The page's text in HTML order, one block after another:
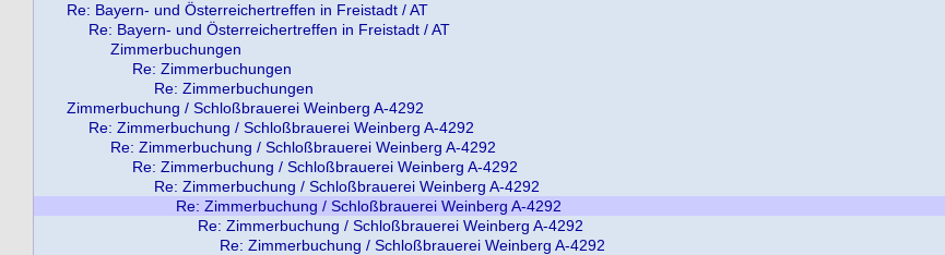
Re: Bayern- und Österreichertreffen in Freistadt / AT
Re: Bayern- und Österreichertreffen in Freistadt / AT
Zimmerbuchungen
Re: Zimmerbuchungen
Re: Zimmerbuchungen
Zimmerbuchung / Schloßbrauerei Weinberg A-4292
Re: Zimmerbuchung / Schloßbrauerei Weinberg A-4292
Re: Zimmerbuchung / Schloßbrauerei Weinberg A-4292
Re: Zimmerbuchung / Schloßbrauerei Weinberg A-4292
Re: Zimmerbuchung / Schloßbrauerei Weinberg A-4292
Re: Zimmerbuchung / Schloßbrauerei Weinberg A-4292
Re: Zimmerbuchung / Schloßbrauerei Weinberg A-4292
Re: Zimmerbuchung / Schloßbrauerei Weinberg A-4292